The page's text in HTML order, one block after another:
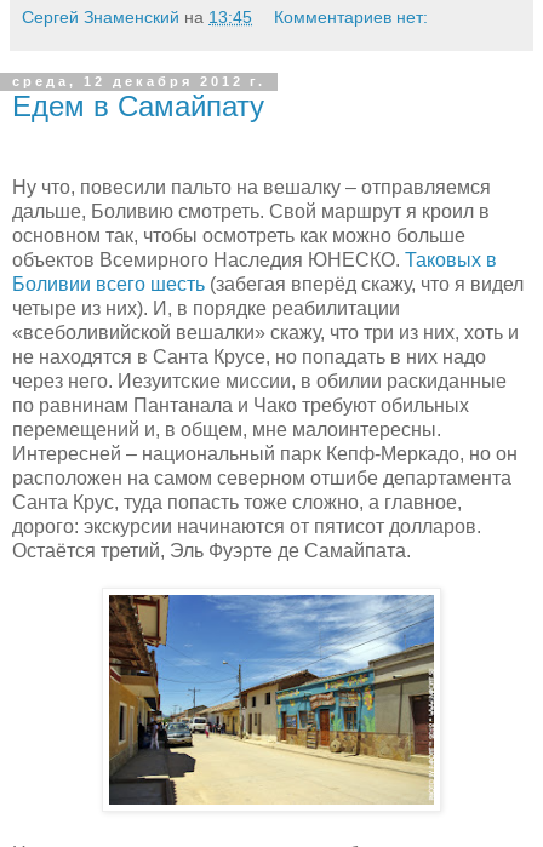
Сергей Знаменский на 13:45 Комментариев нет:
среда, 12 декабря 2012 г.
Едем в Самайпату
Ну что, повесили пальто на вешалку – отправляемся
дальше, Боливию смотреть. Свой маршрут я кроил в
основном так, чтобы осмотреть как можно больше
объектов Всемирного Наследия ЮНЕСКО. Таковых в
Боливии всего шесть (забегая вперёд скажу, что я видел
четыре из них). И, в порядке реабилитации
«всеболивийской вешалки» скажу, что три из них, хоть и
не находятся в Санта Крусе, но попадать в них надо
через него. Иезуитские миссии, в обилии раскиданные
по равнинам Пантанала и Чако требуют обильных
перемещений и, в общем, мне малоинтересны.
Интересней – национальный парк Кепф-Меркадо, но он
расположен на самом северном отшибе департамента
Санта Крус, туда попасть тоже сложно, а главное,
дорого: экскурсии начинаются от пятисот долларов.
Остаётся третий, Эль Фуэрте де Самайпата.